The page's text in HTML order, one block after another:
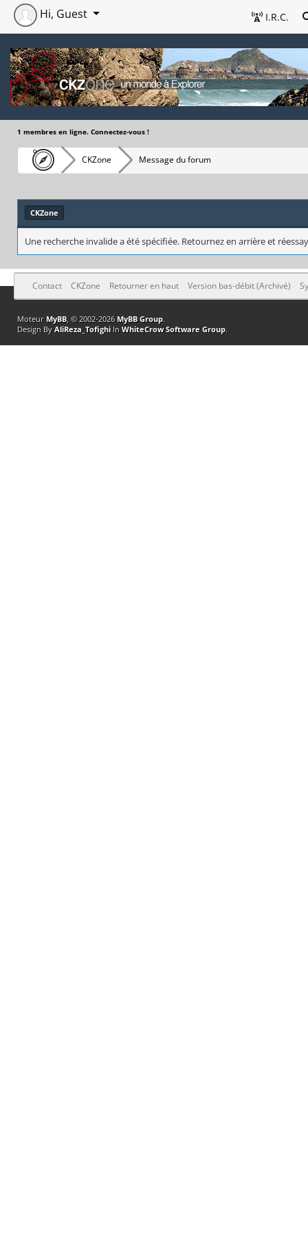
I.R.C.
Hi, Guest
1 membres en ligne. Connectez-vous !
CKZone Message du forum
CKZone
Une recherche invalide a été spécifiée. Retournez en arrière et
Contact CKZone Retourner en haut Version bas-débit (Archivé)
Moteur MyBB, © 2002-2026 MyBB Group.
Design By AliReza_TofighiIn WhiteCrow Software Group.